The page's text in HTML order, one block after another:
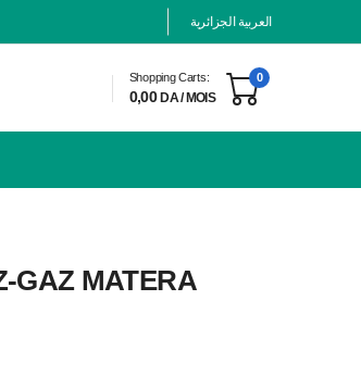
العربية الجزائرية
Shopping Carts:
0,00DA / MOIS
0
GAZ MATERA